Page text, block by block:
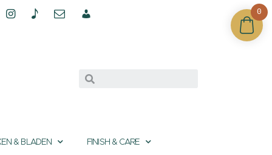
& BLADEN FINISH & CARE
0